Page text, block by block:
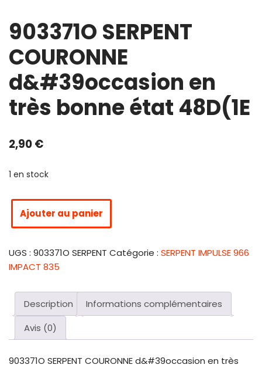
903371O SERPENT
COURONNE
d&#39occasion en
très bonne état 48D(1E
2,90€
1 en stock
Ajouter au panier
UGS : 903371O SERPENT Catégorie : SERPENT IMPULSE 966
IMPACT 835
Description
Informations complémentaires
Avis (0)
903371O SERPENT COURONNE d&#39occasion en très